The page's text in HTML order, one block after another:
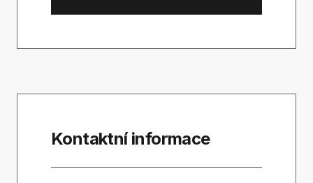
Kontaktní informace